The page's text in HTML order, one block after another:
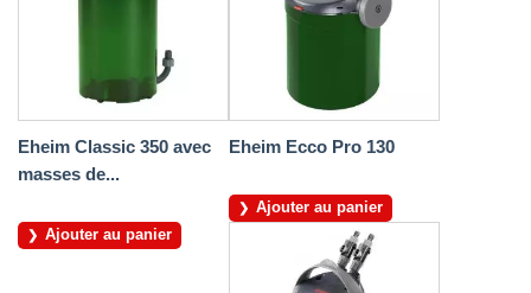
Eheim Classic 350 avec
masses de...
Ajouter au panier
Eheim Ecco Pro 130
Ajouter au panier